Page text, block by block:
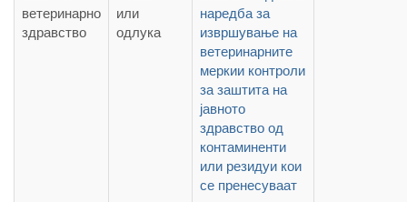
ветеринарно
здравство
или
одлука
наредба за
извршување на
ветеринарните
меркии контроли
за заштита на
јавното
здравство од
контаминенти
или резидуи кои
се пренесуваат